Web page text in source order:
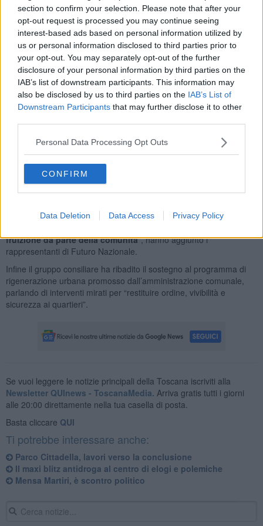
section to confirm your selection. Please note that after your
opt-out request is processed you may continue seeing
interest-based ads based on personal information utilized by
us or personal information disclosed to third parties prior to
your opt-out. You may separately opt-out of the further
disclosure of your personal information by third parties on the
IAB’s list of downstream participants. This information may
also be disclosed by us to third parties on the IAB’s List of
Downstream Participants that may further disclose it to other
Personal Data Processing Opt Outs
CONFIRM
Data Deletion Data Access Privacy Policy
Secondo Futuro Nazionale, l’intervento rappresenta “un punto di
svolta fondamentale per il quartiere”, sottolineando come la
struttura sia stata “spesso oggetto di segnalazioni da parte dei
residenti”. Nel progetto illustrato dal gruppo consiliare, al posto del
Newroz dovrebbe sorgere un’area parcheggio insieme a un
ampliamento del verde pubblico in continuità con il parco delle
Concette.
“Questa decisione segna un punto di svolta fondamentale per il
di segnalazioni da parte dei residenti, e la sua trasformazione in
uno spazio finalmente restituito alla collettività rappresentano una
vittoria della legalità, del decoro e dell'ordine pubblico”, hanno detto
i consiglieri.
Nel comunicato viene inoltre collegato il progetto alla recente
riqualificazione dell’ex chiesa di San Marco in Calcesana. “Il
dell’area del Newroz dimostrano una visione coerente:
fruizione da parte della comunità”, hanno aggiunto i
rappresentanti di Futuro Nazionale.
Infine il gruppo consiliare ha ribadito il sostegno al programma di
rigenerazione urbana promosso dall’amministrazione comunale,
parlando di interventi mirati per “restituire ordine, vivibilità e
sicurezza ai quartieri”.
Se vuoi leggere le notizie principali della Toscana iscriviti alla
Newsletter QUInews - ToscanaMedia. Arriva gratis tutti i giorni
alle 20:00 direttamente nella tua casella di posta.
Basta cliccare QUI
Ti potrebbe interessare anche:
Parco Cittadella, lavori verso la conclusione
Il maxi blitz antidroga al centro di elogi e polemiche
Mensa Martiri, è scontro politico